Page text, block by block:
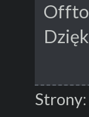
Strony: